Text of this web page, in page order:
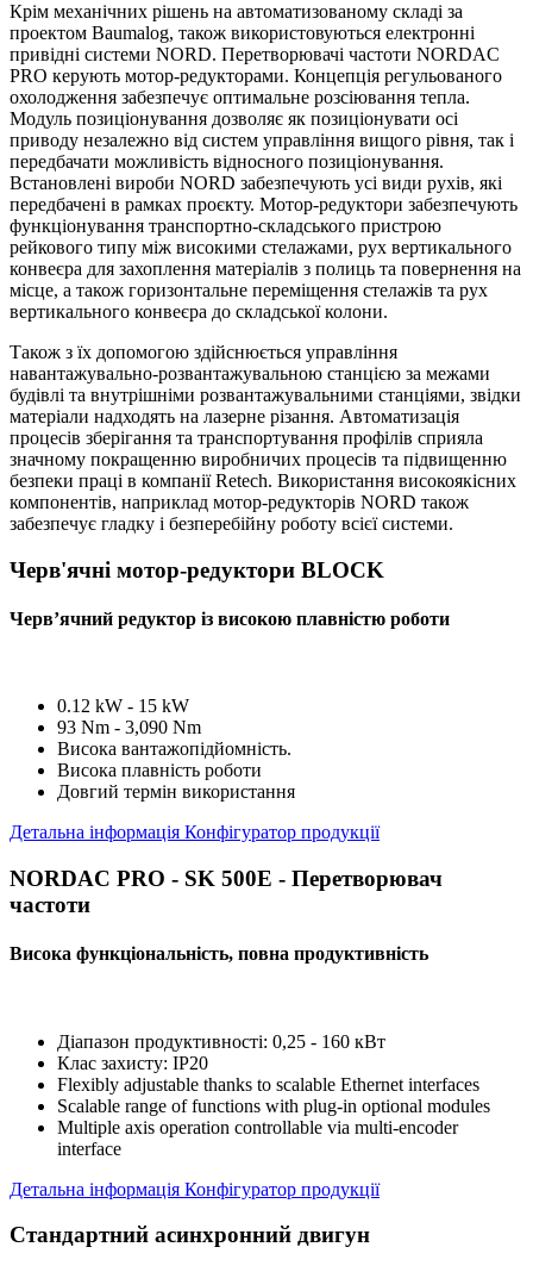
Крім механічних рішень на автоматизованому складі за
проектом Baumalog, також використовуються електронні
привідні системи NORD. Перетворювачі частоти NORDAC
PRO керують мотор-редукторами. Концепція регульованого
охолодження забезпечує оптимальне розсіювання тепла.
Модуль позиціонування дозволяє як позиціонувати осі
приводу незалежно від систем управління вищого рівня, так і
передбачати можливість відносного позиціонування.
Встановлені вироби NORD забезпечують усі види рухів, які
передбачені в рамках проєкту. Мотор-редуктори забезпечують
функціонування транспортно-складського пристрою
рейкового типу між високими стелажами, рух вертикального
конвеєра для захоплення матеріалів з полиць та повернення на
місце, а також горизонтальне переміщення стелажів та рух
вертикального конвеєра до складської колони.
Також з їх допомогою здійснюється управління
навантажувально-розвантажувальною станцією за межами
будівлі та внутрішніми розвантажувальними станціями, звідки
матеріали надходять на лазерне різання. Автоматизація
процесів зберігання та транспортування профілів сприяла
значному покращенню виробничих процесів та підвищенню
безпеки праці в компанії Retech. Використання високоякісних
компонентів, наприклад мотор-редукторів NORD також
забезпечує гладку і безперебійну роботу всієї системи.
Черв'ячні мотор-редуктори BLOCK
Черв’ячний редуктор із високою плавністю роботи
0.12 kW - 15 kW
93 Nm - 3,090 Nm
Висока вантажопідйомність.
Висока плавність роботи
Довгий термін використання
Детальна інформація Конфігуратор продукції
NORDAC PRO - SK 500E - Перетворювач
частоти
Висока функціональність, повна продуктивність
Діапазон продуктивності: 0,25 - 160 кВт
Клас захисту: IP20
Flexibly adjustable thanks to scalable Ethernet interfaces
Scalable range of functions with plug-in optional modules
Multiple axis operation controllable via multi-encoder
interface
Детальна інформація Конфігуратор продукції
Стандартний асинхронний двигун